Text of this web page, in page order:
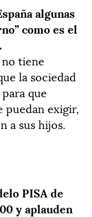
algunas
como es el
tiene
la sociedad
que
puedan exigir,
a sus hijos.
PISA de
y aplauden